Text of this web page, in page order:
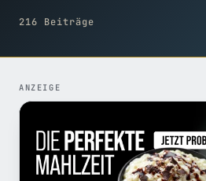
216 Beiträge
ANZEIGE